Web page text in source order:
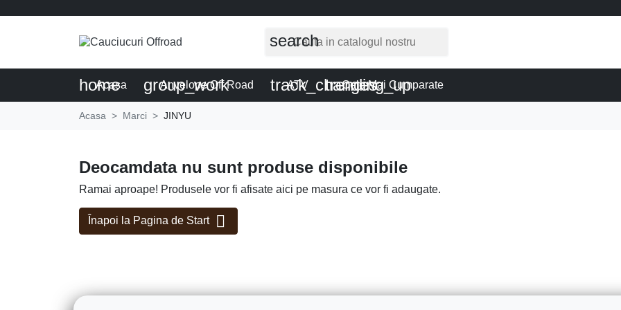
search
home
Acasa group_work
Anvelope Off Road track_changes
ATV trending_up
Cele Mai Cumparate
Acasa Marci JINYU
Deocamdata nu sunt produse disponibile
Ramai aproape! Produsele vor fi afisate aici pe masura ce vor fi adaugate.
Înapoi la Pagina de Start 